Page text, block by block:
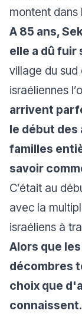
montent dans
A 85 ans,
elle a dû fuir
village du sud
israéliennes
arrivent
le début des
familles
savoir
C’était au
avec la
israéliens à
Alors que
décombres
choix que
connaissent.